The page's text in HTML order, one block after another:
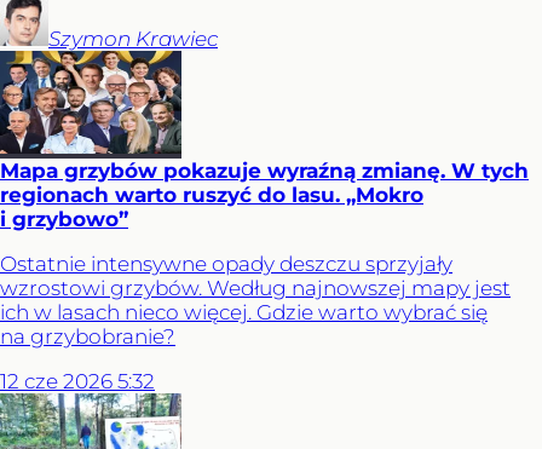
Szymon Krawiec
Mapa grzybów pokazuje wyraźną zmianę. W tych
regionach warto ruszyć do lasu. „Mokro
i grzybowo”
Ostatnie intensywne opady deszczu sprzyjały
wzrostowi grzybów. Według najnowszej mapy jest
ich w lasach nieco więcej. Gdzie warto wybrać się
na grzybobranie?
12 cze 2026 5:32